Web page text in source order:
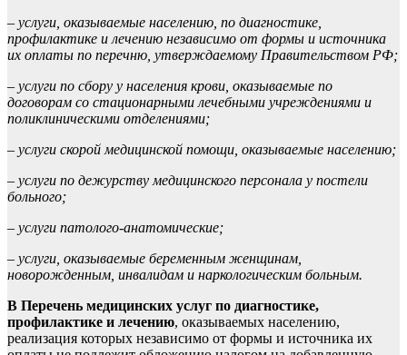
– услуги, оказываемые населению, по диагностике,
профилактике и лечению независимо от формы и источника
их оплаты по перечню, утверждаемому Правительством РФ;
– услуги по сбору у населения крови, оказываемые по
договорам со стационарными лечебными учреждениями и
поликлиническими отделениями;
– услуги скорой медицинской помощи, оказываемые населению;
– услуги по дежурству медицинского персонала у постели
больного;
– услуги патолого-анатомические;
– услуги, оказываемые беременным женщинам,
новорожденным, инвалидам и наркологическим больным.
В Перечень медицинских услуг по диагностике,
профилактике и лечению, оказываемых населению,
реализация которых независимо от формы и источника их